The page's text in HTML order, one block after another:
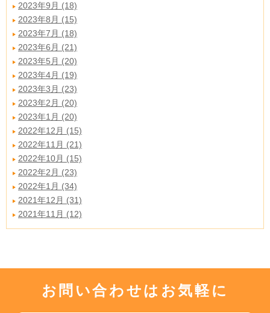
2023年9月 (18)
2023年8月 (15)
2023年7月 (18)
2023年6月 (21)
2023年5月 (20)
2023年4月 (19)
2023年3月 (23)
2023年2月 (20)
2023年1月 (20)
2022年12月 (15)
2022年11月 (21)
2022年10月 (15)
2022年2月 (23)
2022年1月 (34)
2021年12月 (31)
2021年11月 (12)
お問い合わせはお気軽に